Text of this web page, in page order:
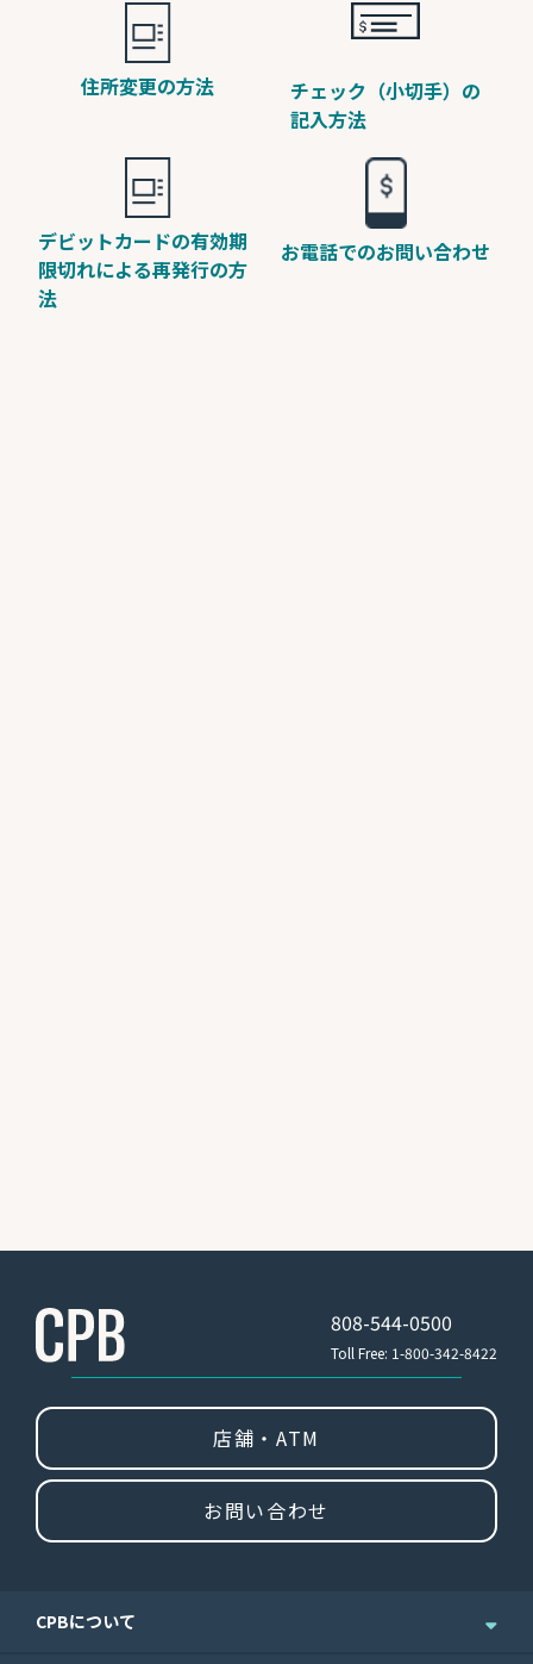
住所変更の方法
チェック（小切手）の
記入方法
デビットカードの有効期
限切れによる再発行の方
法
お電話でのお問い合わせ
808-544-0500
Toll Free: 1-800-342-8422
店舗・ATM
お問い合わせ
CPBについて